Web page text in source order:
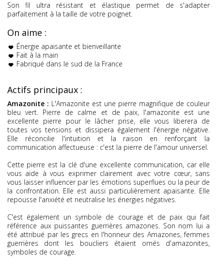
Son fil ultra résistant et élastique permet de s'adapter
parfaitement à la taille de votre poignet.
On aime :
Énergie apaisante et bienveillante
Fait à la main
Fabriqué dans le sud de la France
Actifs principaux :
Amazonite : L'Amazonite est une pierre magnifique de couleur
bleu vert. Pierre de calme et de paix, l'amazonite est une
excellente pierre pour le lâcher prise, elle vous liberera de
toutes vos tensions et dissipera également l'énergie négative.
Elle réconcilie l'intuition et la raison en renforçant la
communication affectueuse : c'est la pierre de l'amour universel.
Cette pierre est la clé d'une excellente communication, car elle
vous aide à vous exprimer clairement avec votre cœur, sans
vous laisser influencer par les émotions superflues ou la peur de
la confrontation. Elle est aussi particulièrement apaisante. Elle
repousse l'anxiété et neutralise les énergies négatives.
C'est également un symbole de courage et de paix qui fait
référence aux puissantes guerrières amazones. Son nom lui a
été attribué par les grecs en l'honneur des Amazones, femmes
guerrières dont les boucliers étaient ornés d'amazonites,
symboles de courage.